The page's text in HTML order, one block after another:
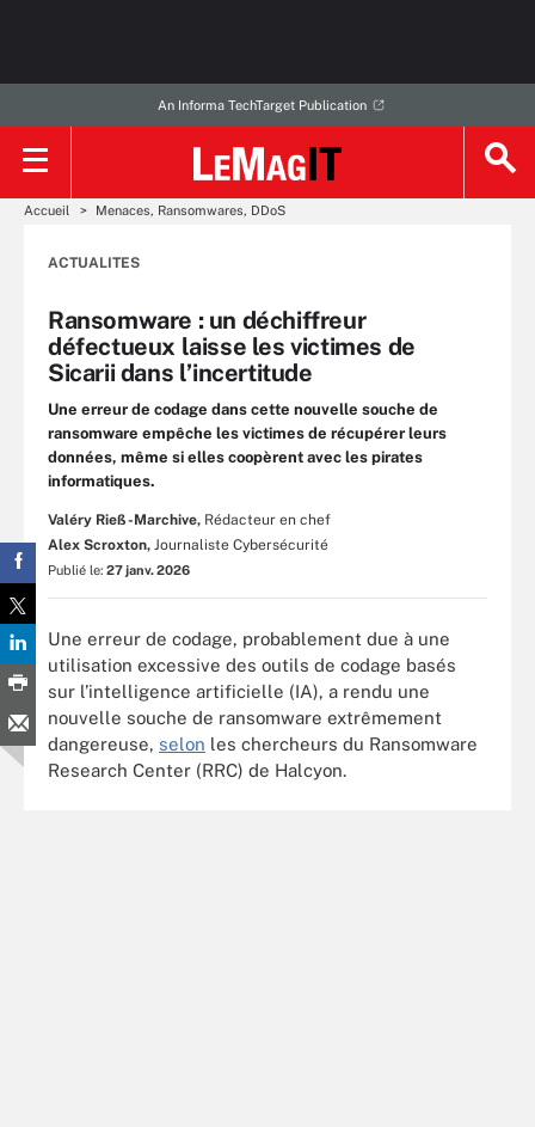
An Informa TechTarget Publication
Accueil Menaces, Ransomwares, DDoS
ACTUALITES
Ransomware : un déchiffreur
défectueux laisse les victimes de
Sicarii dans l’incertitude
Une erreur de codage dans cette nouvelle souche de
ransomware empêche les victimes de récupérer leurs
données, même si elles coopèrent avec les pirates
informatiques.
Valéry Rieß-Marchive, Rédacteur en chef
Alex Scroxton, Journaliste Cybersécurité
Publié le: 27 janv. 2026
Une erreur de codage, probablement due à une
utilisation excessive des outils de codage basés
sur l’intelligence artificielle (IA), a rendu une
nouvelle souche de ransomware extrêmement
dangereuse, selon les chercheurs du Ransomware
Research Center (RRC) de Halcyon.